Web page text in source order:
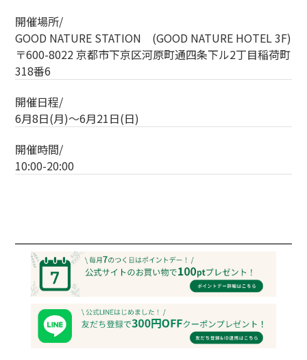
開催場所/
GOOD NATURE STATION (GOOD NATURE HOTEL 3F)
〒600-8022 京都市下京区河原町通四条下ル2丁目稲荷町
318番6
開催日程/
6月8日(月)～6月21日(日)
開催時間/
10:00-20:00